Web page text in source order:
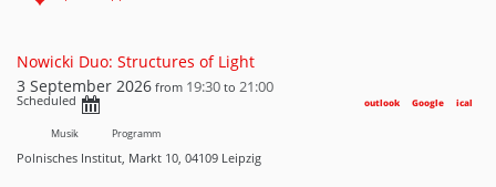
Nowicki Duo: Structures of Light
3 September 2026 from 19:30 to 21:00
Scheduled ical
Google
outlook
Musik Programm
Polnisches Institut, Markt 10, 04109 Leipzig